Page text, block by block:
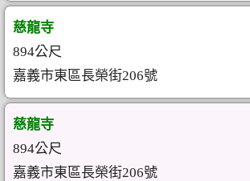
慈龍寺
894公尺
嘉義市東區長榮街206號
慈龍寺
894公尺
嘉義市東區長榮街206號